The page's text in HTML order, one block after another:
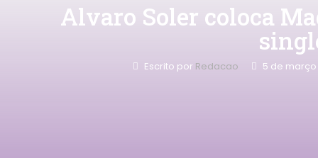
Alvaro Soler coloca
Escrito por Redacao 5 de março